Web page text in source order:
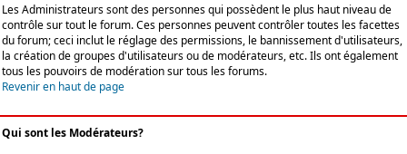
Les Administrateurs sont des personnes qui possèdent le plus haut niveau de
contrôle sur tout le forum. Ces personnes peuvent contrôler toutes les facettes
du forum; ceci inclut le réglage des permissions, le bannissement d'utilisateurs,
la création de groupes d'utilisateurs ou de modérateurs, etc. Ils ont également
tous les pouvoirs de modération sur tous les forums.
Revenir en haut de page
Qui sont les Modérateurs?